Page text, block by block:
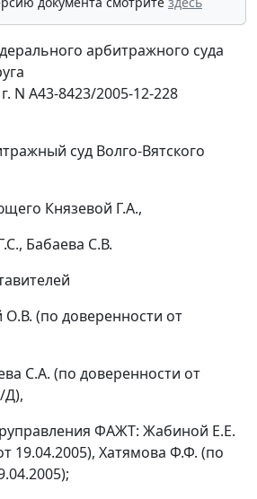
арбитражного суда
N А43-8423/2005-12-228
суд Волго-Вятского
Князевой Г.А.,
Бабаева С.В.
О.В. (по доверенности от
С.А. (по доверенности от
Д),
ФАЖТ: Жабиной Е.Е.
19.04.2005), Хатямова Ф.Ф. (по